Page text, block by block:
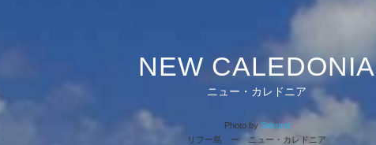
NEW CALEDONIA
ニュー・カレドニア
Photo bySekund
リフー島 ー ニュー・カレドニア